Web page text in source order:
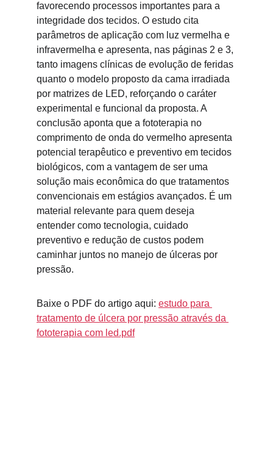
favorecendo processos importantes para a
integridade dos tecidos. O estudo cita
parâmetros de aplicação com luz vermelha e
infravermelha e apresenta, nas páginas 2 e 3,
tanto imagens clínicas de evolução de feridas
quanto o modelo proposto da cama irradiada
por matrizes de LED, reforçando o caráter
experimental e funcional da proposta. A
conclusão aponta que a fototerapia no
comprimento de onda do vermelho apresenta
potencial terapêutico e preventivo em tecidos
biológicos, com a vantagem de ser uma
solução mais econômica do que tratamentos
convencionais em estágios avançados. É um
material relevante para quem deseja
entender como tecnologia, cuidado
preventivo e redução de custos podem
caminhar juntos no manejo de úlceras por
pressão.
Baixe o PDF do artigo aqui: estudo para
tratamento de úlcera por pressão através da
fototerapia com led.pdf